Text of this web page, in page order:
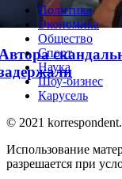
Политика
Экономика
Общество
Спорт
Наука
Шоу-бизнес
Карусель
© 2021
Использование
разрешается при